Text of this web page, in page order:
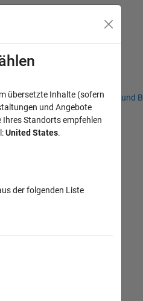
Niederlassungen Studierende und
Canvas-
übersetzte Inhalte (sofern
und Angebote
Standorts empfehlen
United States.
der folgenden Liste